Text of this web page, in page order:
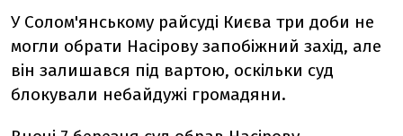
У Солом'янському райсуді Києва три доби не
могли обрати Насірову запобіжний захід, але
він залишався під вартою, оскільки суд
блокували небайдужі громадяни.